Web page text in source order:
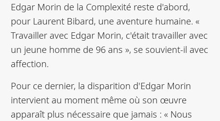
Edgar Morin de la Complexité reste d'abord,
pour Laurent Bibard, une aventure humaine. «
Travailler avec Edgar Morin, c'était travailler avec
un jeune homme de 96 ans », se souvient-il avec
affection.
Pour ce dernier, la disparition d'Edgar Morin
intervient au moment même où son œuvre
apparaît plus nécessaire que jamais : « Nous